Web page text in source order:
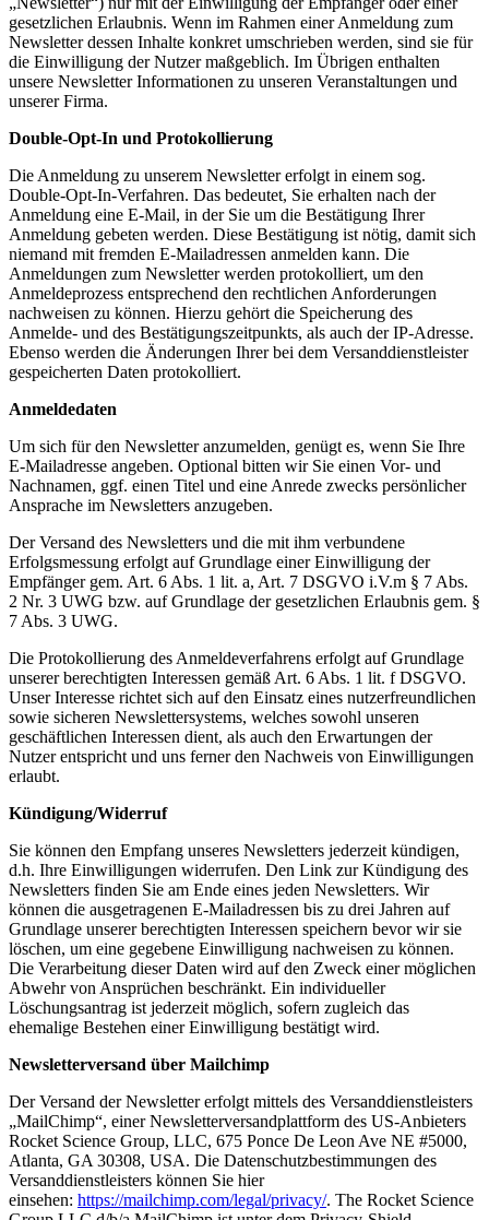
gesetzlichen Erlaubnis. Wenn im Rahmen einer Anmeldung zum
Newsletter dessen Inhalte konkret umschrieben werden, sind sie für
die Einwilligung der Nutzer maßgeblich. Im Übrigen enthalten
unsere Newsletter Informationen zu unseren Veranstaltungen und
unserer Firma.
Double-Opt-In und Protokollierung
Die Anmeldung zu unserem Newsletter erfolgt in einem sog.
Double-Opt-In-Verfahren. Das bedeutet, Sie erhalten nach der
Anmeldung eine E-Mail, in der Sie um die Bestätigung Ihrer
Anmeldung gebeten werden. Diese Bestätigung ist nötig, damit sich
niemand mit fremden E-Mailadressen anmelden kann. Die
Anmeldungen zum Newsletter werden protokolliert, um den
Anmeldeprozess entsprechend den rechtlichen Anforderungen
nachweisen zu können. Hierzu gehört die Speicherung des
Anmelde- und des Bestätigungszeitpunkts, als auch der IP-Adresse.
Ebenso werden die Änderungen Ihrer bei dem Versanddienstleister
gespeicherten Daten protokolliert.
Anmeldedaten
Um sich für den Newsletter anzumelden, genügt es, wenn Sie Ihre
E-Mailadresse angeben. Optional bitten wir Sie einen Vor- und
Nachnamen, ggf. einen Titel und eine Anrede zwecks persönlicher
Ansprache im Newsletters anzugeben.
Der Versand des Newsletters und die mit ihm verbundene
Erfolgsmessung erfolgt auf Grundlage einer Einwilligung der
Empfänger gem. Art. 6 Abs. 1 lit. a, Art. 7 DSGVO i.V.m § 7 Abs.
2 Nr. 3 UWG bzw. auf Grundlage der gesetzlichen Erlaubnis gem. §
7 Abs. 3 UWG.
Die Protokollierung des Anmeldeverfahrens erfolgt auf Grundlage
unserer berechtigten Interessen gemäß Art. 6 Abs. 1 lit. f DSGVO.
Unser Interesse richtet sich auf den Einsatz eines nutzerfreundlichen
sowie sicheren Newslettersystems, welches sowohl unseren
geschäftlichen Interessen dient, als auch den Erwartungen der
Nutzer entspricht und uns ferner den Nachweis von Einwilligungen
erlaubt.
Kündigung/Widerruf
Sie können den Empfang unseres Newsletters jederzeit kündigen,
d.h. Ihre Einwilligungen widerrufen. Den Link zur Kündigung des
Newsletters finden Sie am Ende eines jeden Newsletters. Wir
können die ausgetragenen E-Mailadressen bis zu drei Jahren auf
Grundlage unserer berechtigten Interessen speichern bevor wir sie
löschen, um eine gegebene Einwilligung nachweisen zu können.
Die Verarbeitung dieser Daten wird auf den Zweck einer möglichen
Abwehr von Ansprüchen beschränkt. Ein individueller
Löschungsantrag ist jederzeit möglich, sofern zugleich das
ehemalige Bestehen einer Einwilligung bestätigt wird.
Newsletterversand über Mailchimp
Der Versand der Newsletter erfolgt mittels des Versanddienstleisters
„MailChimp“, einer Newsletterversandplattform des US-Anbieters
Rocket Science Group, LLC, 675 Ponce De Leon Ave NE #5000,
Atlanta, GA 30308, USA. Die Datenschutzbestimmungen des
Versanddienstleisters können Sie hier
einsehen: https://mailchimp.com/legal/privacy/. The Rocket Science